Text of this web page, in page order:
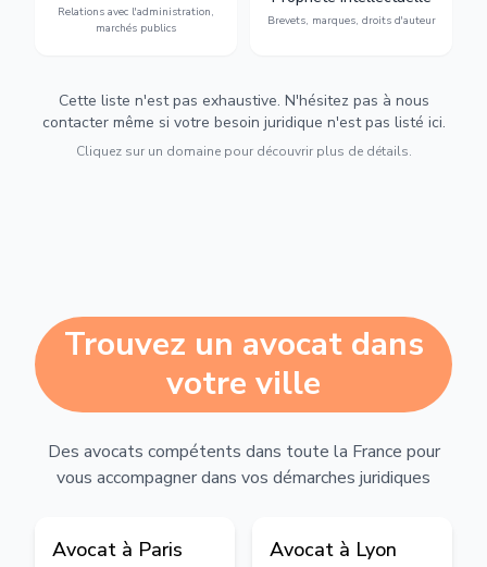
Relations avec l'administration,
marchés publics
urbanisme et contentieux.
Brevets, marques, droits d'auteur
contrefaçon.
Cette liste n'est pas exhaustive. N'hésitez pas à nous
contacter même si votre besoin juridique n'est pas listé ici.
Cliquez sur un domaine pour découvrir plus de détails.
Trouvez un avocat dans
votre ville
Des avocats compétents dans toute la France pour
vous accompagner dans vos démarches juridiques
Avocat à Paris Avocat à Lyon